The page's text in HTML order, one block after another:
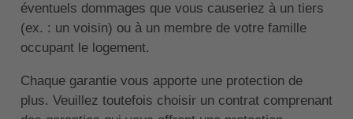
éventuels dommages que vous causeriez à un tiers
(ex. : un voisin) ou à un membre de votre famille
occupant le logement.
Chaque garantie vous apporte une protection de
plus. Veuillez toutefois choisir un contrat comprenant